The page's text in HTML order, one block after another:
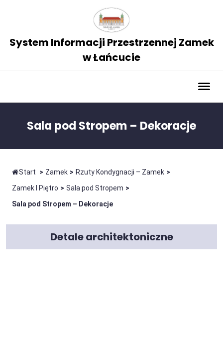
System Informacji Przestrzennej Zamek
w Łańcucie
Sala pod Stropem – Dekoracje
Start > Zamek > Rzuty Kondygnacji – Zamek >
Zamek I Piętro > Sala pod Stropem >
Sala pod Stropem – Dekoracje
Detale architektoniczne